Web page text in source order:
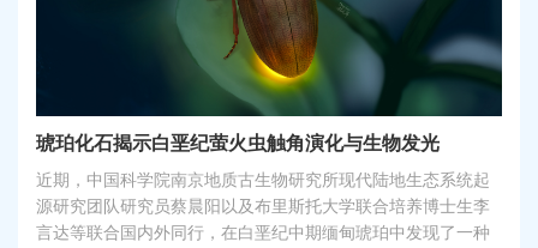
琥珀化石揭示白垩纪萤火虫触角演化与生物发光
近期，中国科学院南京地质古生物研究所现代陆地生态系统起
源研究团队研究员蔡晨阳以及布里斯托大学联合培养博士生李
言达等联合国内外同行，在白垩纪中期缅甸琥珀中发现了一种